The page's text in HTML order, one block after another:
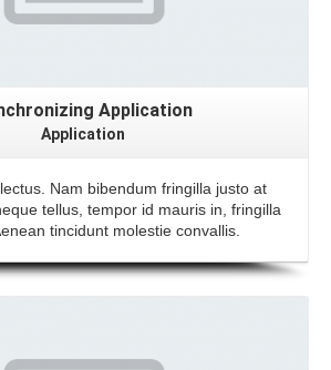
Application
Application
Nam bibendum fringilla justo at
tellus, tempor id mauris in, fringilla
tincidunt molestie convallis.